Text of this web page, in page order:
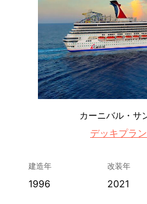
カーニバル・サ
デッキプラ
建造年
1996
改装年
2021